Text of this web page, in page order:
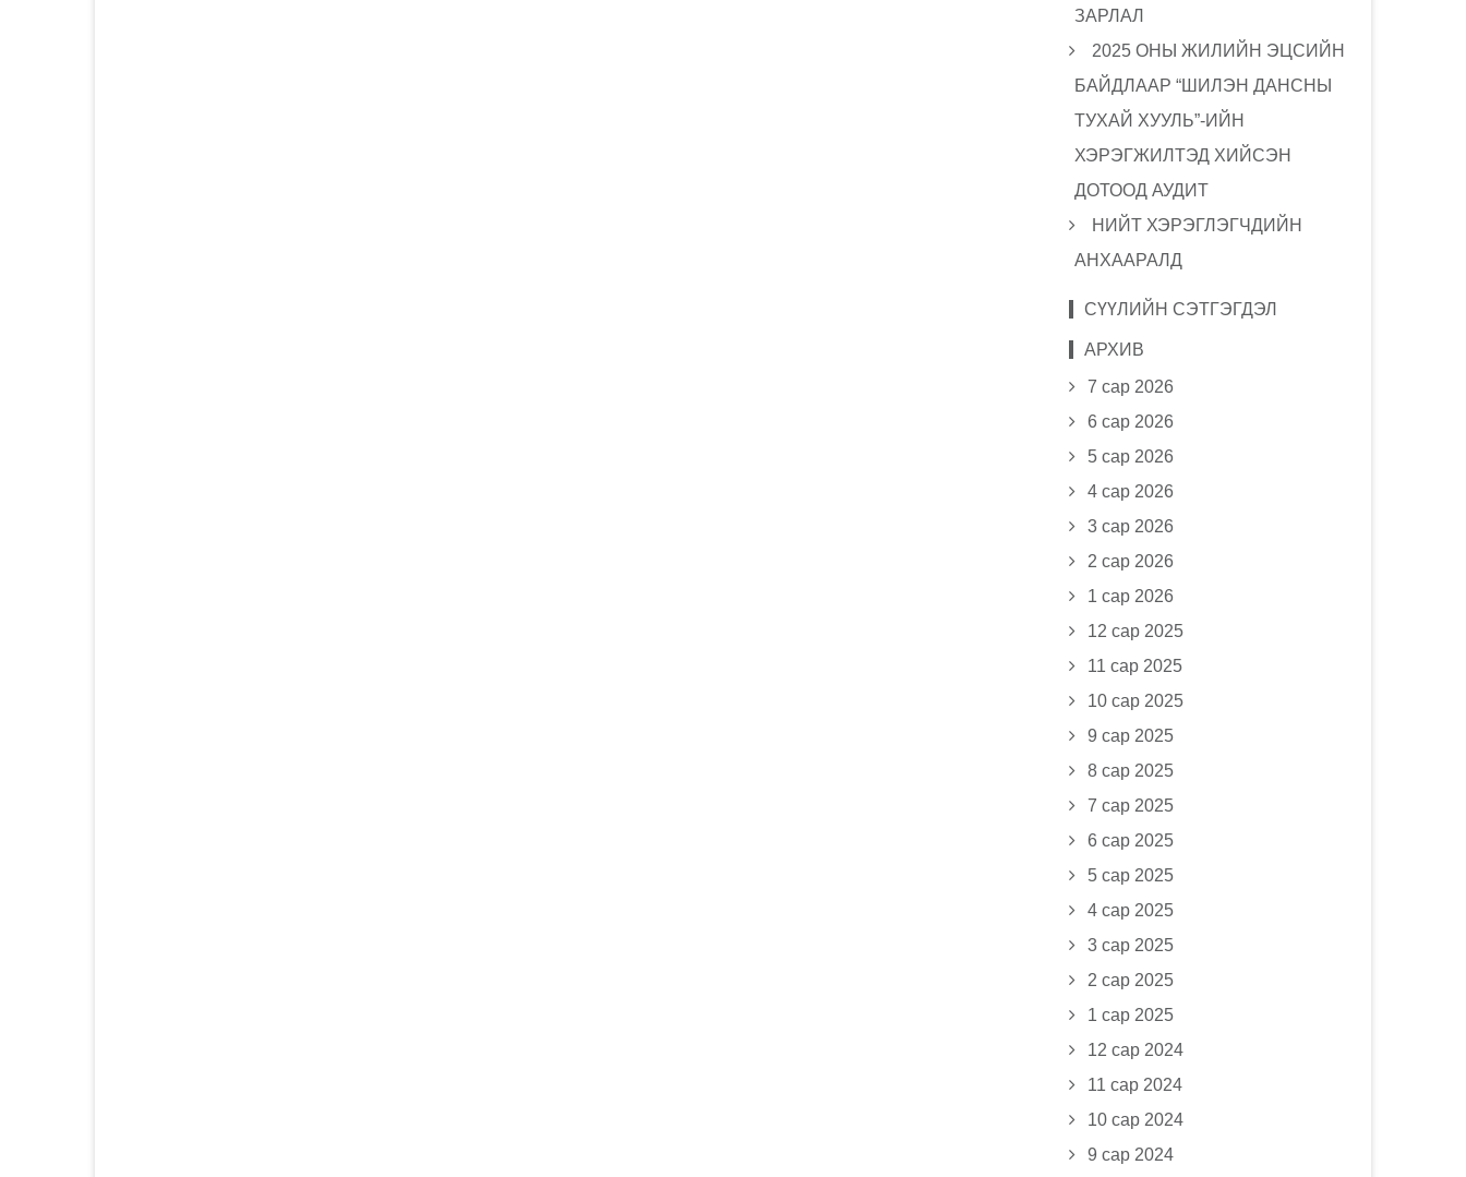
ЗАРЛАЛ
2025 ОНЫ ЖИЛИЙН ЭЦСИЙН
БАЙДЛААР “ШИЛЭН ДАНСНЫ
ТУХАЙ ХУУЛЬ”-ИЙН
ХЭРЭГЖИЛТЭД ХИЙСЭН
ДОТООД АУДИТ
НИЙТ ХЭРЭГЛЭГЧДИЙН
АНХААРАЛД
СҮҮЛИЙН СЭТГЭГДЭЛ
АРХИВ
7 сар 2026
6 сар 2026
5 сар 2026
4 сар 2026
3 сар 2026
2 сар 2026
1 сар 2026
12 сар 2025
11 сар 2025
10 сар 2025
9 сар 2025
8 сар 2025
7 сар 2025
6 сар 2025
5 сар 2025
4 сар 2025
3 сар 2025
2 сар 2025
1 сар 2025
12 сар 2024
11 сар 2024
10 сар 2024
9 сар 2024